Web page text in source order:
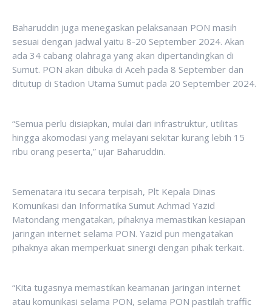
Baharuddin juga menegaskan pelaksanaan PON masih
sesuai dengan jadwal yaitu 8-20 September 2024. Akan
ada 34 cabang olahraga yang akan dipertandingkan di
Sumut. PON akan dibuka di Aceh pada 8 September dan
ditutup di Stadion Utama Sumut pada 20 September 2024.
“Semua perlu disiapkan, mulai dari infrastruktur, utilitas
hingga akomodasi yang melayani sekitar kurang lebih 15
ribu orang peserta,” ujar Baharuddin.
Semenatara itu secara terpisah, Plt Kepala Dinas
Komunikasi dan Informatika Sumut Achmad Yazid
Matondang mengatakan, pihaknya memastikan kesiapan
jaringan internet selama PON. Yazid pun mengatakan
pihaknya akan memperkuat sinergi dengan pihak terkait.
“Kita tugasnya memastikan keamanan jaringan internet
atau komunikasi selama PON, selama PON pastilah traffic